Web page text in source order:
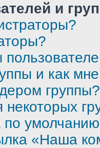
и
и как
группы?
некоторых
по
«Наша